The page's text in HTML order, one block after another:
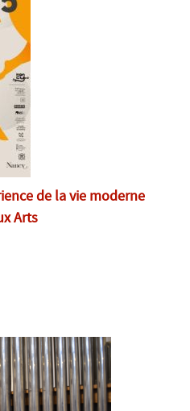
de la vie moderne
Arts